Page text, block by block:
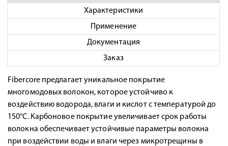
Характеристики
Применение
Документация
Заказ
Fibercore предлагает уникальное покрытие
многомодовых волокон, которое устойчиво к
воздействию водорода, влаги и кислот с температурой до
150°С. Карбоновое покрытие увеличивает срок работы
волокна обеспечивает устойчивые параметры волокна
при воздействии воды и влаги через микротрещины в